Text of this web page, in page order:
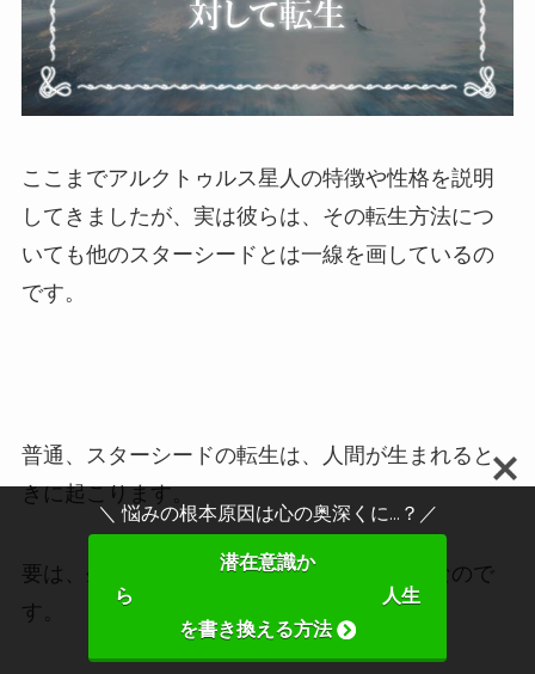
ここまでアルクトゥルス星人の特徴や性格を説明
してきましたが、実は彼らは、その転生方法につ
いても他のスターシードとは一線を画しているの
です。
普通、スターシードの転生は、人間が生まれると
きに起こります。
要は、生まれつき転生体であることが普通なので
す。
＼ 悩みの根本原因は心の奥深くに...？／
潜在意識か
ら 人生
を書き換える方法